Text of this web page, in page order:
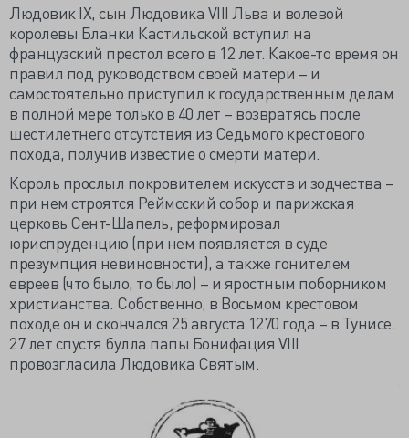
Людовик IX, сын Людовика VIII Льва и волевой
королевы Бланки Кастильской вступил на
французский престол всего в 12 лет. Какое-то время он
правил под руководством своей матери – и
самостоятельно приступил к государственным делам
в полной мере только в 40 лет – возвратясь после
шестилетнего отсутствия из Седьмого крестового
похода, получив известие о смерти матери.
Король прослыл покровителем искусств и зодчества –
при нем строятся Реймсский собор и парижская
церковь Сент-Шапель, реформировал
юриспруденцию (при нем появляется в суде
презумпция невиновности), а также гонителем
евреев (что было, то было) – и яростным поборником
христианства. Собственно, в Восьмом крестовом
походе он и скончался 25 августа 1270 года – в Тунисе.
27 лет спустя булла папы Бонифация VIII
провозгласила Людовика Святым.